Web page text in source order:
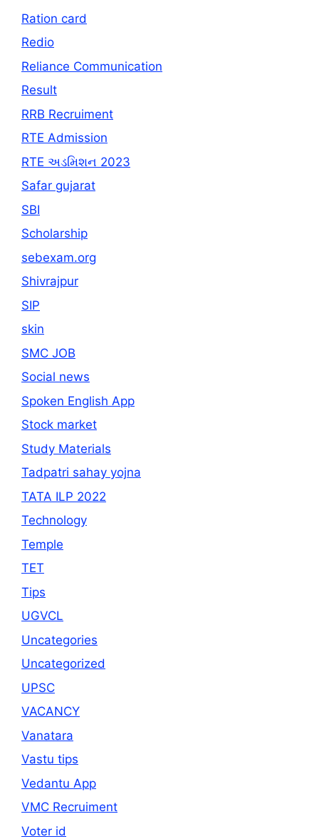
Ration card
Redio
Reliance Communication
Result
RRB Recruiment
RTE Admission
RTE અડમિશન 2023
Safar gujarat
SBI
Scholarship
sebexam.org
Shivrajpur
SIP
skin
SMC JOB
Social news
Spoken English App
Stock market
Study Materials
Tadpatri sahay yojna
TATA ILP 2022
Technology
Temple
TET
Tips
UGVCL
Uncategories
Uncategorized
UPSC
VACANCY
Vanatara
Vastu tips
Vedantu App
VMC Recruiment
Voter id